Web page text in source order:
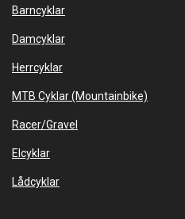
Barncyklar
Damcyklar
Herrcyklar
MTB Cyklar (Mountainbike)
Racer/Gravel
Elcyklar
Lådcyklar